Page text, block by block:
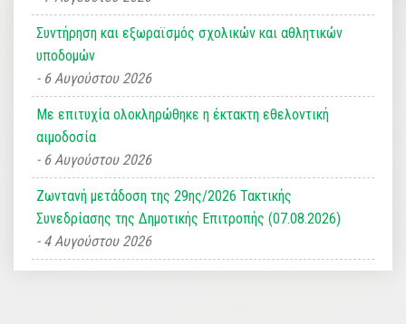
Συντήρηση και εξωραϊσμός σχολικών και αθλητικών
υποδομών
6 Αυγούστου 2026
Με επιτυχία ολοκληρώθηκε η έκτακτη εθελοντική
αιμοδοσία
6 Αυγούστου 2026
Ζωντανή μετάδοση της 29ης/2026 Τακτικής
Συνεδρίασης της Δημοτικής Επιτροπής (07.08.2026)
4 Αυγούστου 2026